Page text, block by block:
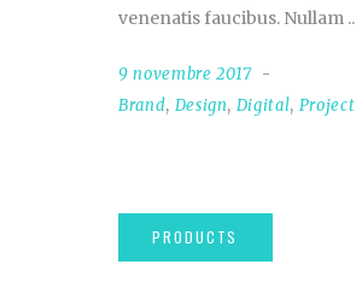
venenatis faucibus. Nullam
9 novembre 2017
Brand, Design, Digital, Project